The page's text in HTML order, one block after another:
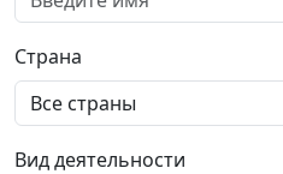
Страна
Вид деятельности